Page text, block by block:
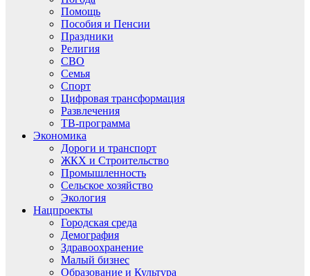
Помощь
Пособия и Пенсии
Праздники
Религия
СВО
Семья
Спорт
Цифровая трансформация
Развлечения
ТВ-программа
Экономика
Дороги и транспорт
ЖКХ и Строительство
Промышленность
Сельское хозяйство
Экология
Нацпроекты
Городская среда
Демография
Здравоохранение
Малый бизнес
Образование и Культура